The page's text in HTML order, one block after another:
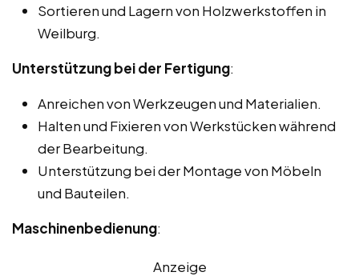
Sortieren und Lagern von Holzwerkstoffen in
Weilburg.
Unterstützung bei der Fertigung:
Anreichen von Werkzeugen und Materialien.
Halten und Fixieren von Werkstücken während
der Bearbeitung.
Unterstützung bei der Montage von Möbeln
und Bauteilen.
Maschinenbedienung:
Anzeige